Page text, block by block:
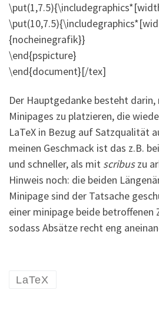
{nocheinegrafik}}
\end{pspicture}
\end{document}[/tex]
Der Hauptgedanke besteht
Minipages zu platzieren, die
LaTeX in Bezug auf Satzqualität
meinen Geschmack ist das z.B.
und schneller, als mit scribuszu
Hinweis noch: die beiden
Minipage sind der Tatsache
einer minipage beide betroffenen
sodass Absätze recht eng
LaTeX